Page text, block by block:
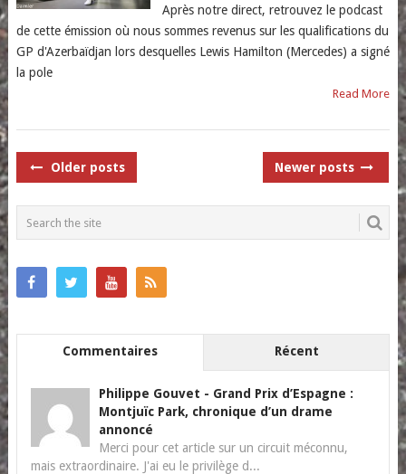
Après notre direct, retrouvez le podcast
de cette émission où nous sommes revenus sur les qualifications du
GP d'Azerbaïdjan lors desquelles Lewis Hamilton (Mercedes) a signé
la pole
Read More
POSTS
Older posts Newer posts
Commentaires Récent
Philippe Gouvet - Grand Prix d’Espagne :
Montjuïc Park, chronique d’un drame
annoncé
Merci pour cet article sur un circuit méconnu,
mais extraordinaire. J'ai eu le privilège d...